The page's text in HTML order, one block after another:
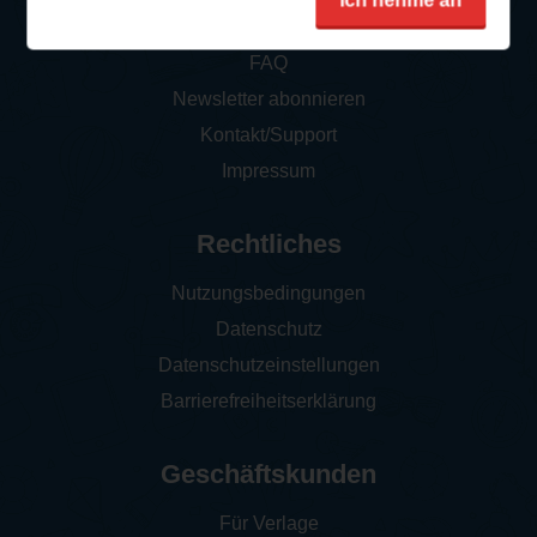
So funktioniert‘s
FAQ
Newsletter abonnieren
Kontakt/Support
Impressum
Rechtliches
Nutzungsbedingungen
Datenschutz
Datenschutzeinstellungen
Barrierefreiheitserklärung
Geschäftskunden
Für Verlage